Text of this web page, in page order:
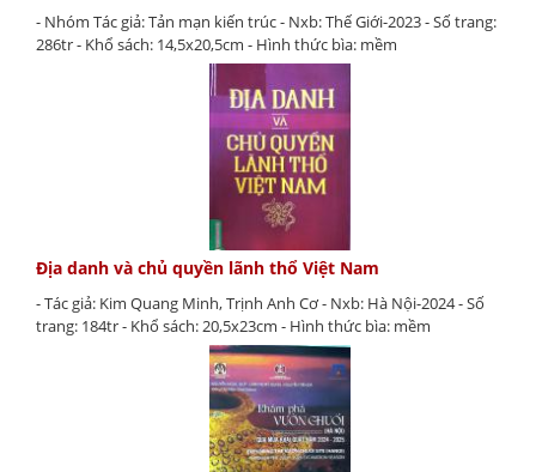
- Nhóm Tác giả: Tản mạn kiến trúc - Nxb: Thế Giới-2023 - Số trang:
286tr - Khổ sách: 14,5x20,5cm - Hình thức bìa: mềm
Địa danh và chủ quyền lãnh thổ Việt Nam
- Tác giả: Kim Quang Minh, Trịnh Anh Cơ - Nxb: Hà Nội-2024 - Số
trang: 184tr - Khổ sách: 20,5x23cm - Hình thức bìa: mềm